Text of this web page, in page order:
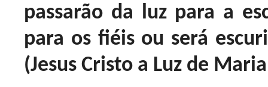
passarão da luz para a
para os fiéis ou será
(Jesus Cristo a Luz de